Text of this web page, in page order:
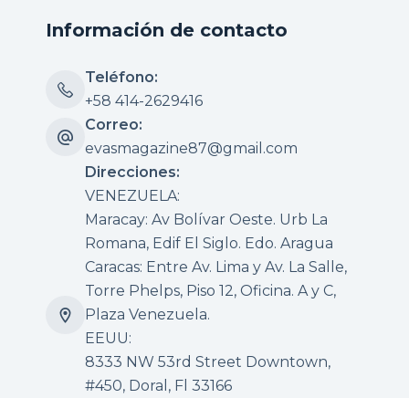
Información de contacto
Teléfono:
+58 414-2629416
Correo:
evasmagazine87@gmail.com
Direcciones:
VENEZUELA:
Maracay: Av Bolívar Oeste. Urb La
Romana, Edif El Siglo. Edo. Aragua
Caracas: Entre Av. Lima y Av. La Salle,
Torre Phelps, Piso 12, Oficina. A y C,
Plaza Venezuela.
EEUU:
8333 NW 53rd Street Downtown,
#450, Doral, Fl 33166